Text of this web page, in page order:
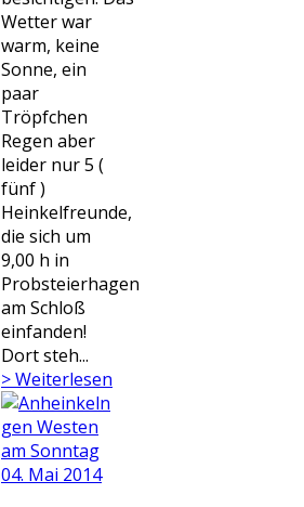
Wetter war
warm, keine
Sonne, ein
paar
Tröpfchen
Regen aber
leider nur 5 (
fünf )
Heinkelfreunde,
die sich um
9,00 h in
Probsteierhagen
am Schloß
einfanden!
Dort steh...
> Weiterlesen